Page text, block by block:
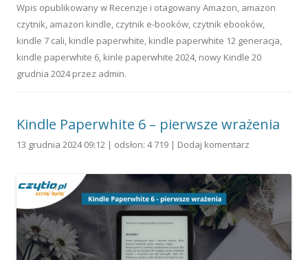
Wpis opublikowany w Recenzje i otagowanyAmazon, amazon
czytnik, amazon kindle, czytnik e-booków, czytnik ebooków,
kindle 7 cali, kindle paperwhite, kindle paperwhite 12 generacja,
kindle paperwhite 6, kinle paperwhite 2024, nowy Kindle 20
grudnia 2024przez admin.
Kindle Paperwhite 6 – pierwsze wrażenia
13 grudnia 2024 09:12 | odsłon: 4 719 | Dodaj komentarz